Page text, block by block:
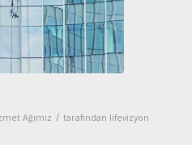
Ağımız / tarafından lifevizyon